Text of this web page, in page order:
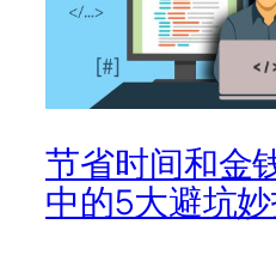
节省时间和金
中的5大避坑